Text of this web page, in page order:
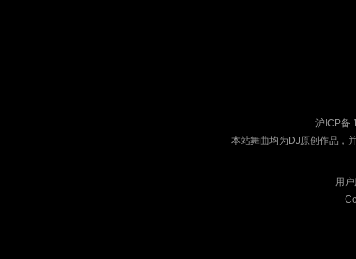
沪ICP备
本站舞曲均为DJ原创作品，
用